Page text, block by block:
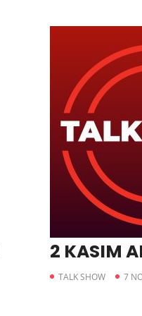
2 KASIM
TALK SHOW 7